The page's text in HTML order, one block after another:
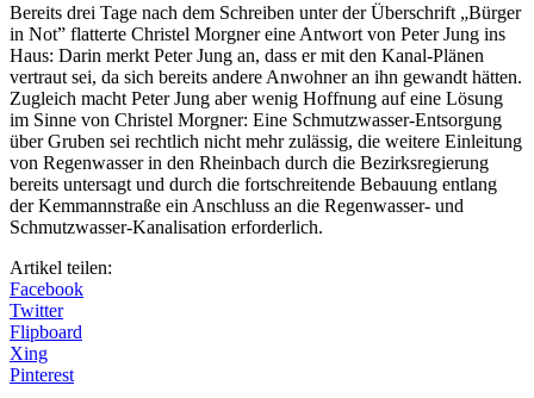
Bereits drei Tage nach dem Schreiben unter der Überschrift „Bürger
in Not” flatterte Christel Morgner eine Antwort von Peter Jung ins
Haus: Darin merkt Peter Jung an, dass er mit den Kanal-Plänen
vertraut sei, da sich bereits andere Anwohner an ihn gewandt hätten.
Zugleich macht Peter Jung aber wenig Hoffnung auf eine Lösung
im Sinne von Christel Morgner: Eine Schmutzwasser-Entsorgung
über Gruben sei rechtlich nicht mehr zulässig, die weitere Einleitung
von Regenwasser in den Rheinbach durch die Bezirksregierung
bereits untersagt und durch die fortschreitende Bebauung entlang
der Kemmannstraße ein Anschluss an die Regenwasser- und
Schmutzwasser-Kanalisation erforderlich.
Artikel teilen:
Facebook
Twitter
Flipboard
Xing
Pinterest